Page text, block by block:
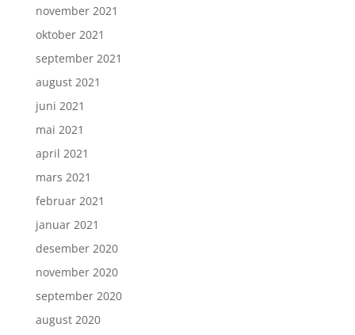
november 2021
oktober 2021
september 2021
august 2021
juni 2021
mai 2021
april 2021
mars 2021
februar 2021
januar 2021
desember 2020
november 2020
september 2020
august 2020